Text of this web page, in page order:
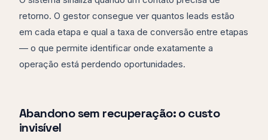
retorno. O gestor consegue ver quantos leads estão
em cada etapa e qual a taxa de conversão entre etapas
— o que permite identificar onde exatamente a
operação está perdendo oportunidades.
Abandono sem recuperação: o custo
invisível